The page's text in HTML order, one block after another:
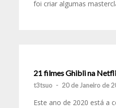
foi criar algumas
21 filmes Ghibli na
t3tsuo - 20 de Janeiro de
Este ano de 2020 está a